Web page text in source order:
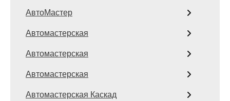
АвтоМастер
Автомастерская
Автомастерская
Автомастерская
Автомастерская Каскад